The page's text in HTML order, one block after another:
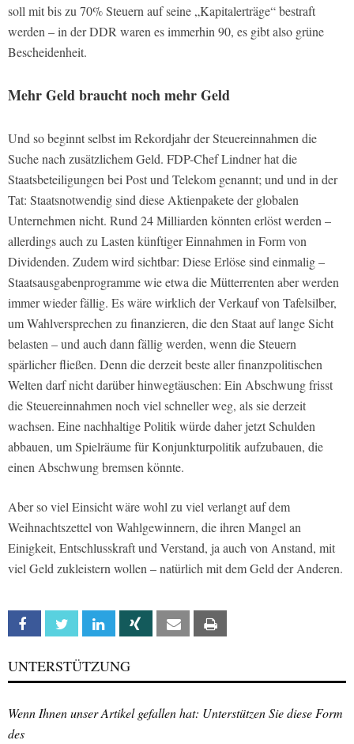
soll mit bis zu 70% Steuern auf seine „Kapitalerträge“ bestraft
werden – in der DDR waren es immerhin 90, es gibt also grüne
Bescheidenheit.
Mehr Geld braucht noch mehr Geld
Und so beginnt selbst im Rekordjahr der Steuereinnahmen die
Suche nach zusätzlichem Geld. FDP-Chef Lindner hat die
Staatsbeteiligungen bei Post und Telekom genannt; und und in der
Tat: Staatsnotwendig sind diese Aktienpakete der globalen
Unternehmen nicht. Rund 24 Milliarden könnten erlöst werden –
allerdings auch zu Lasten künftiger Einnahmen in Form von
Dividenden. Zudem wird sichtbar: Diese Erlöse sind einmalig –
Staatsausgabenprogramme wie etwa die Mütterrenten aber werden
immer wieder fällig. Es wäre wirklich der Verkauf von Tafelsilber,
um Wahlversprechen zu finanzieren, die den Staat auf lange Sicht
belasten – und auch dann fällig werden, wenn die Steuern
spärlicher fließen. Denn die derzeit beste aller finanzpolitischen
Welten darf nicht darüber hinwegtäuschen: Ein Abschwung frisst
die Steuereinnahmen noch viel schneller weg, als sie derzeit
wachsen. Eine nachhaltige Politik würde daher jetzt Schulden
abbauen, um Spielräume für Konjunkturpolitik aufzubauen, die
einen Abschwung bremsen könnte.
Aber so viel Einsicht wäre wohl zu viel verlangt auf dem
Weihnachtszettel von Wahlgewinnern, die ihren Mangel an
Einigkeit, Entschlusskraft und Verstand, ja auch von Anstand, mit
viel Geld zukleistern wollen – natürlich mit dem Geld der Anderen.
Facebook Twitter Linkedin Xing Email
UNTERSTÜTZUNG
Wenn Ihnen unser Artikel gefallen hat: Unterstützen Sie diese Form
des